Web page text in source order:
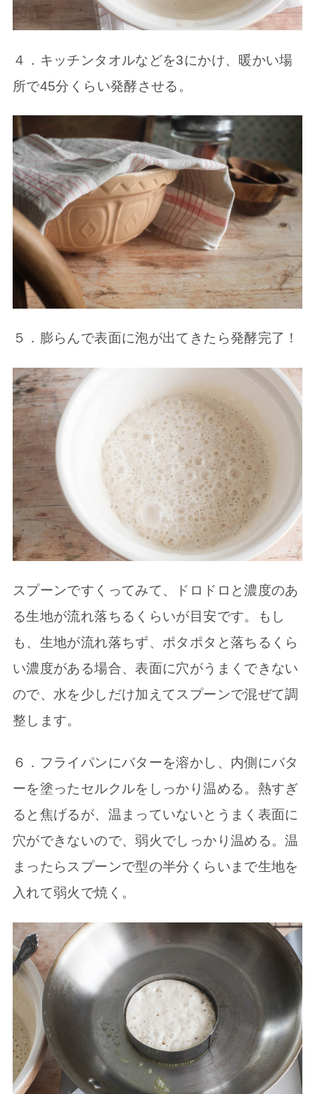
４．キッチンタオルなどを3にかけ、暖かい場
所で45分くらい発酵させる。
５．膨らんで表面に泡が出てきたら発酵完了！
スプーンですくってみて、ドロドロと濃度のあ
る生地が流れ落ちるくらいが目安です。もし
も、生地が流れ落ちず、ポタポタと落ちるくら
い濃度がある場合、表面に穴がうまくできない
ので、水を少しだけ加えてスプーンで混ぜて調
整します。
６．フライパンにバターを溶かし、内側にバタ
ーを塗ったセルクルをしっかり温める。熱すぎ
ると焦げるが、温まっていないとうまく表面に
穴ができないので、弱火でしっかり温める。温
まったらスプーンで型の半分くらいまで生地を
入れて弱火で焼く。